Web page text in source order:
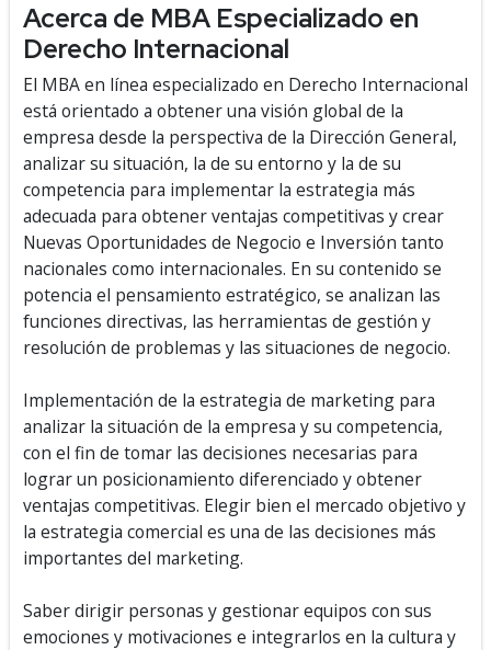
Acerca de MBA Especializado en
Derecho Internacional
El MBA en línea especializado en Derecho Internacional
está orientado a obtener una visión global de la
empresa desde la perspectiva de la Dirección General,
analizar su situación, la de su entorno y la de su
competencia para implementar la estrategia más
adecuada para obtener ventajas competitivas y crear
Nuevas Oportunidades de Negocio e Inversión tanto
nacionales como internacionales. En su contenido se
potencia el pensamiento estratégico, se analizan las
funciones directivas, las herramientas de gestión y
resolución de problemas y las situaciones de negocio.
Implementación de la estrategia de marketing para
analizar la situación de la empresa y su competencia,
con el fin de tomar las decisiones necesarias para
lograr un posicionamiento diferenciado y obtener
ventajas competitivas. Elegir bien el mercado objetivo y
la estrategia comercial es una de las decisiones más
importantes del marketing.
Saber dirigir personas y gestionar equipos con sus
emociones y motivaciones e integrarlos en la cultura y